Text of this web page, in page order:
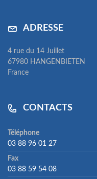
ADRESSE
4 rue du 14 Juillet
67980 HANGENBIETEN
France
CONTACTS
Téléphone
03 88 96 01 27
Fax
03 88 59 54 08